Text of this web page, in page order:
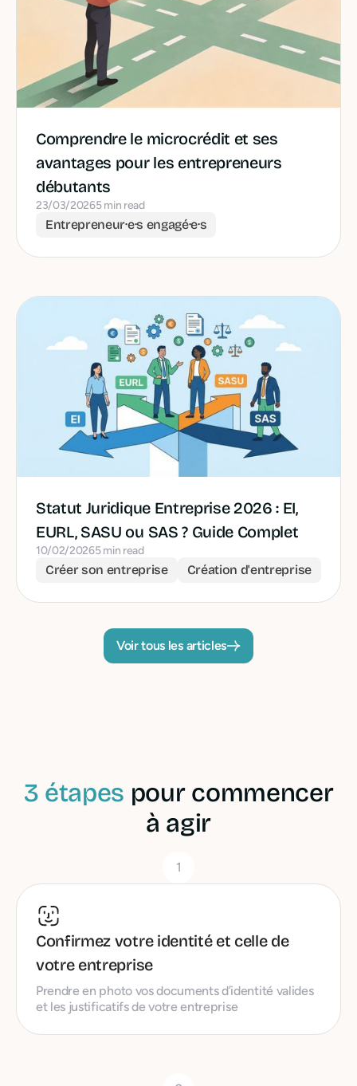
Comprendre le microcrédit et ses
avantages pour les entrepreneurs
débutants
23/03/20265 min read
Entrepreneur·e·s engagé·e·s
Statut Juridique Entreprise 2026 : EI,
EURL, SASU ou SAS ? Guide Complet
10/02/20265 min read
Créer son entreprise Création d'entreprise
Voir tous les articles
3 étapes pour commencer
à agir
1
Confirmez votre identité et celle de
votre entreprise
Prendre en photo vos documents d’identité valides
et les justificatifs de votre entreprise